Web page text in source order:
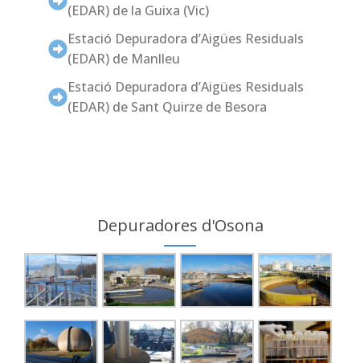
(EDAR) de la Guixa (Vic)
Estació Depuradora d’Aigües Residuals
(EDAR) de Manlleu
Estació Depuradora d’Aigües Residuals
(EDAR) de Sant Quirze de Besora
Depuradores d'Osona